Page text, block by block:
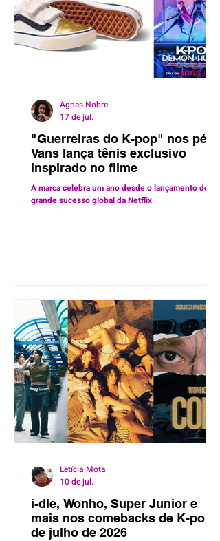
"Guerreiras do K-pop" nos pés!
Vans lança tênis exclusivo
inspirado no filme
A marca celebra um ano desde o lançamento do
grande sucesso global da Netflix
Agnes Nobre
17 de jul.
i-dle, Wonho, Super Junior e
mais nos comebacks de K-pop
de julho de 2026
Letícia Mota
10 de jul.